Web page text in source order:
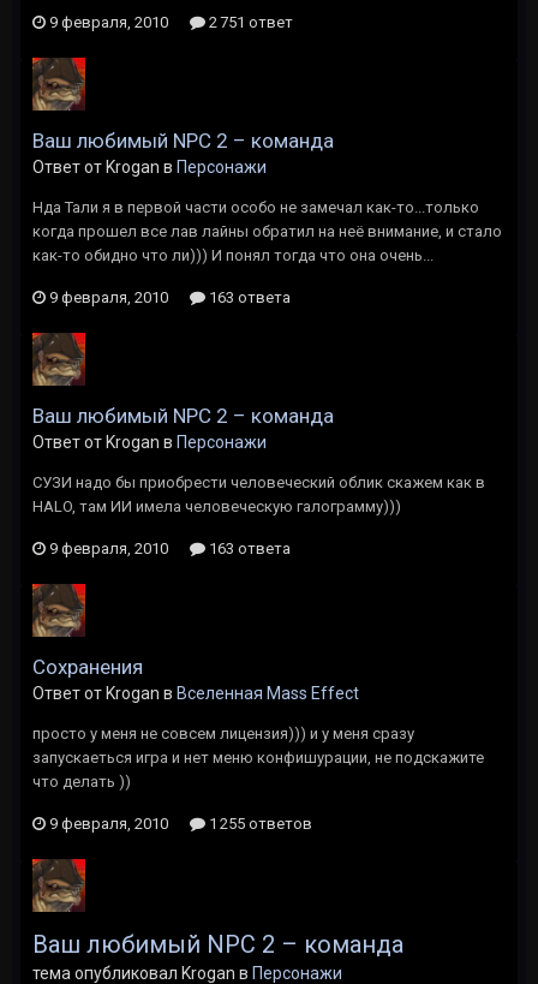
9 февраля, 2010 2 751 ответ
Ваш любимый NPC 2 – команда
Ответ от Krogan в Персонажи
Нда Тали я в первой части особо не замечал как-то...только
когда прошел все лав лайны обратил на неё внимание, и стало
как-то обидно что ли))) И понял тогда что она очень...
9 февраля, 2010 163 ответа
Ваш любимый NPC 2 – команда
Ответ от Krogan в Персонажи
СУЗИ надо бы приобрести человеческий облик скажем как в
HALO, там ИИ имела человеческую галограмму)))
9 февраля, 2010 163 ответа
Сохранения
Ответ от Krogan в Вселенная Mass Effect
просто у меня не совсем лицензия))) и у меня сразу
запускаеться игра и нет меню конфишурации, не подскажите
что делать ))
9 февраля, 2010 1 255 ответов
Ваш любимый NPC 2 – команда
тема опубликовал Krogan в Персонажи